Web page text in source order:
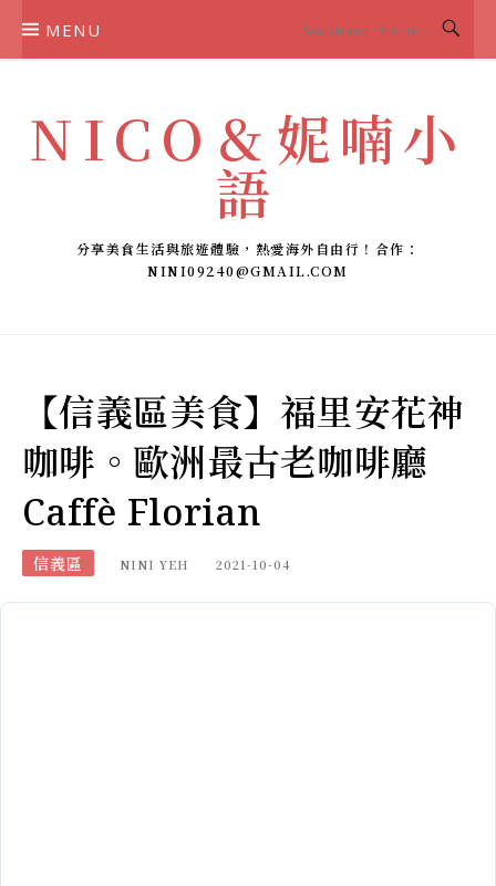
MENU
NICO＆妮喃小
語
分享美食生活與旅遊體驗，熱愛海外自由行！合作：
NINI09240@GMAIL.COM
【信義區美食】福里安花神
咖啡。歐洲最古老咖啡廳
Caffè Florian
信義區 NINI YEH 2021-10-04